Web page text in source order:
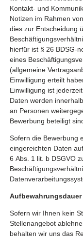
Kontakt- und
Notizen im Rahmen
dies zur Entscheidung
hierfür ist § 26 BDSG-
eines
(allgemeine
Einwilligung erteilt
Einwilligung ist
Daten werden
an Personen
Bewerbung beteiligt
Sofern die Bewerbung
eingereichten Daten
6 Abs. 1 lit. b DSGVO
Aufbewahrungsdauer
Sofern wir Ihnen kein
Stellenangebot
behalten wir uns das